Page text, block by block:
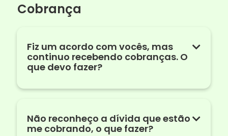
Cobrança
Fiz um acordo com vocês, mas
continuo recebendo cobranças. O
que devo fazer?
Não reconheço a dívida que estão
me cobrando, o que fazer?